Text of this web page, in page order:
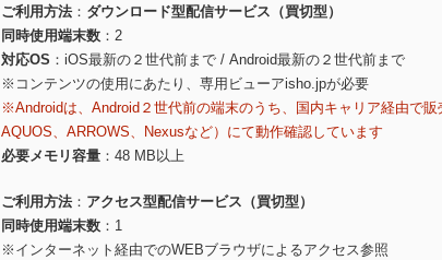
ご利用方法
ダウンロード型配信サービス（買切型）
同時使用端末数
2
対応OS
iOS最新の２世代前まで / Android最新の２世代前まで
※コンテンツの使用にあたり、専用ビューアisho.jpが必要
※Androidは、Android２世代前の端末のうち、国内キャリア経由で販
AQUOS、ARROWS、Nexusなど）にて動作確認しています
必要メモリ容量
48 MB以上
ご利用方法
アクセス型配信サービス（買切型）
同時使用端末数
1
※インターネット経由でのWEBブラウザによるアクセス参照